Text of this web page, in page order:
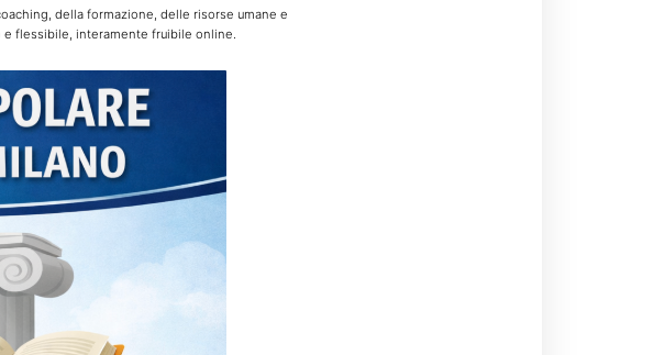
della formazione, delle risorse umane e
flessibile, interamente fruibile online.